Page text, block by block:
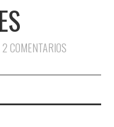
2 COMENTARIOS